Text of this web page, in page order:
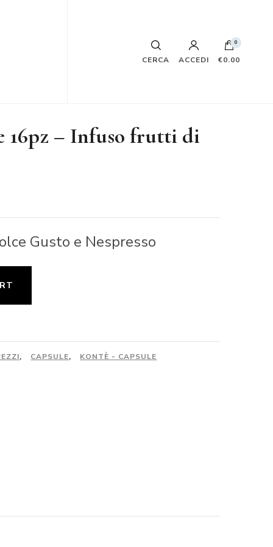
CERCA ACCEDI
0
€0.00
16pz – Infuso frutti di
Gusto e Nespresso
, CAPSULE, KONTÈ - CAPSULE